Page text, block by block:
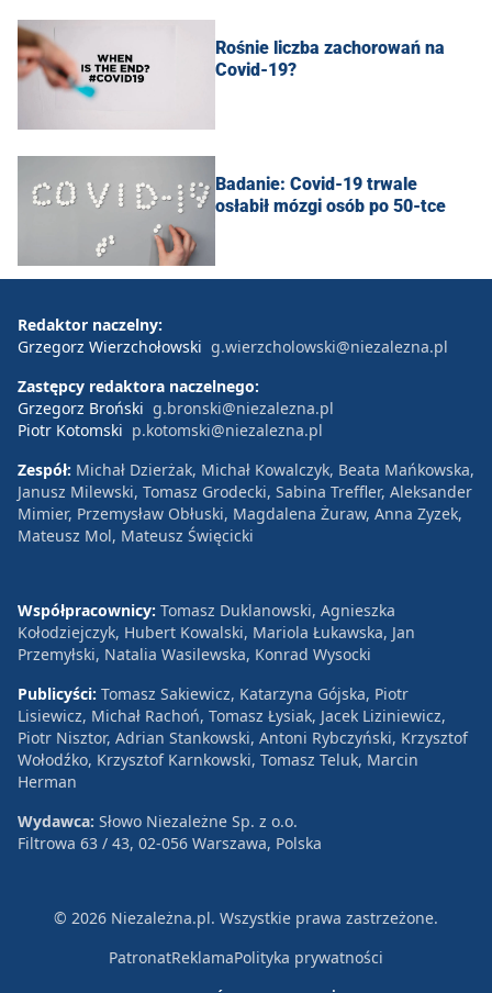
Rośnie liczba zachorowań na
Covid-19?
Badanie: Covid-19 trwale
osłabił mózgi osób po 50-tce
Redaktor naczelny:
Grzegorz Wierzchołowski g.wierzcholowski@niezalezna.pl
Zastępcy redaktora naczelnego:
Grzegorz Broński g.bronski@niezalezna.pl
Piotr Kotomski p.kotomski@niezalezna.pl
Zespół: Michał Dzierżak, Michał Kowalczyk, Beata Mańkowska,
Janusz Milewski, Tomasz Grodecki, Sabina Treffler, Aleksander
Mimier, Przemysław Obłuski, Magdalena Żuraw, Anna Zyzek,
Mateusz Mol, Mateusz Święcicki
Współpracownicy: Tomasz Duklanowski, Agnieszka
Kołodziejczyk, Hubert Kowalski, Mariola Łukawska, Jan
Przemyłski, Natalia Wasilewska, Konrad Wysocki
Publicyści: Tomasz Sakiewicz, Katarzyna Gójska, Piotr
Lisiewicz, Michał Rachoń, Tomasz Łysiak, Jacek Liziniewicz,
Piotr Nisztor, Adrian Stankowski, Antoni Rybczyński, Krzysztof
Wołodźko, Krzysztof Karnkowski, Tomasz Teluk, Marcin
Herman
Wydawca: Słowo Niezależne Sp. z o.o.
Filtrowa 63 / 43, 02-056 Warszawa, Polska
© 2026 Niezależna.pl. Wszystkie prawa zastrzeżone.
PatronatReklamaPolityka prywatności